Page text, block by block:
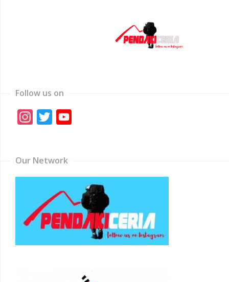
Follow us on
Instagram
Twitter
Our Network